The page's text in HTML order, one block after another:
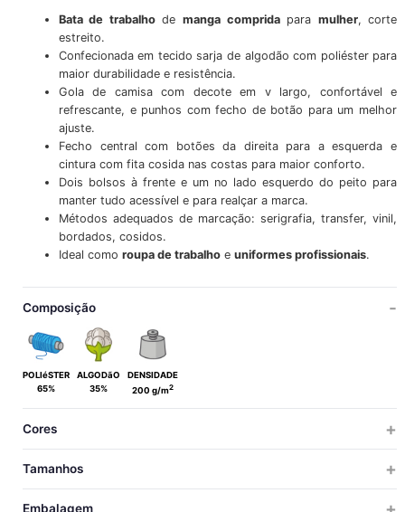
Bata de trabalhodemanga compridapara mulher, corte
estreito.
Confecionada em tecido sarja de algodão com poliéster para
maior durabilidade e resistência.
Gola de camisa com decote em v largo, confortável e
refrescante, e punhos com fecho de botão para um melhor
ajuste.
Fecho central com botões da direita para a esquerda e
cintura com fita cosida nas costas para maior conforto.
Dois bolsos à frente e um no lado esquerdo do peito para
manter tudo acessível e para realçar a marca.
Métodos adequados de marcação: serigrafia, transfer, vinil,
bordados, cosidos.
Ideal como roupa de trabalhoe uniformes profissionais.
Composição
POLIéSTER
65%
ALGODãO
35%
DENSIDADE
200 g/m2
Cores
Tamanhos
Embalagem